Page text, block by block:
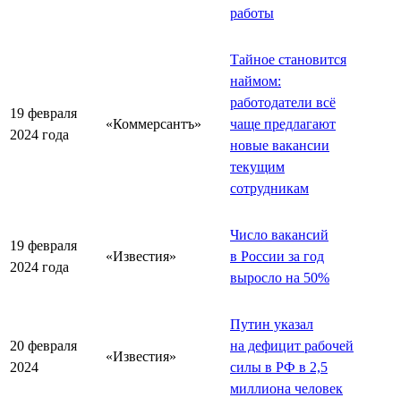
работы
19 февраля
2024 года
«Коммерсантъ»
Тайное становится
наймом:
работодатели всё
чаще предлагают
новые вакансии
текущим
сотрудникам
19 февраля
2024 года
«Известия»
Число вакансий
в России за год
выросло на 50%
20 февраля
2024
«Известия»
Путин указал
на дефицит рабочей
силы в РФ в 2,5
миллиона человек